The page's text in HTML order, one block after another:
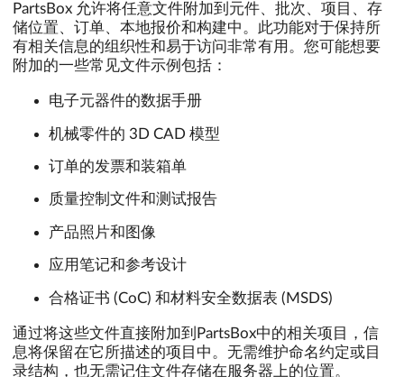
PartsBox 允许将任意文件附加到元件、批次、项目、存
储位置、订单、本地报价和构建中。此功能对于保持所
有相关信息的组织性和易于访问非常有用。您可能想要
附加的一些常见文件示例包括：
电子元器件的数据手册
机械零件的 3D CAD 模型
订单的发票和装箱单
质量控制文件和测试报告
产品照片和图像
应用笔记和参考设计
合格证书 (CoC) 和材料安全数据表 (MSDS)
通过将这些文件直接附加到PartsBox中的相关项目，信
息将保留在它所描述的项目中。无需维护命名约定或目
录结构，也无需记住文件存储在服务器上的位置。